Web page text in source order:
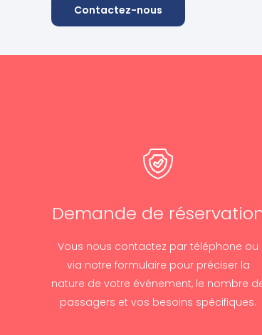
Contactez-nous
Demande de
Vous nous contactez par téléphone ou
via notre formulaire pour préciser la
nature de votre événement, le nombre
passagers et vos besoins spécifiques.